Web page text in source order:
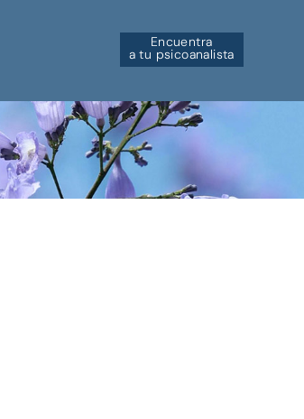
Encuentra
a tu psicoanalista